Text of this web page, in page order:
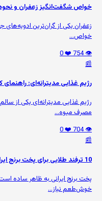
خواص شگفت‌انگیز زعفران و
زعفران یکی از گران‌ترین
خواص...
👁️ 754
❤️ 0
📰
رژیم غذایی مدیترانه‌ای: راهنمای
رژیم غذایی مدیترانه‌ای یکی از
مصرف میوه‌...
👁️ 704
❤️ 0
📰
10 ترفند طلایی برای پخت برنج ایرانی عالی
پخت برنج ایرانی به ظاهر ساده
خوش‌طعم نیاز...